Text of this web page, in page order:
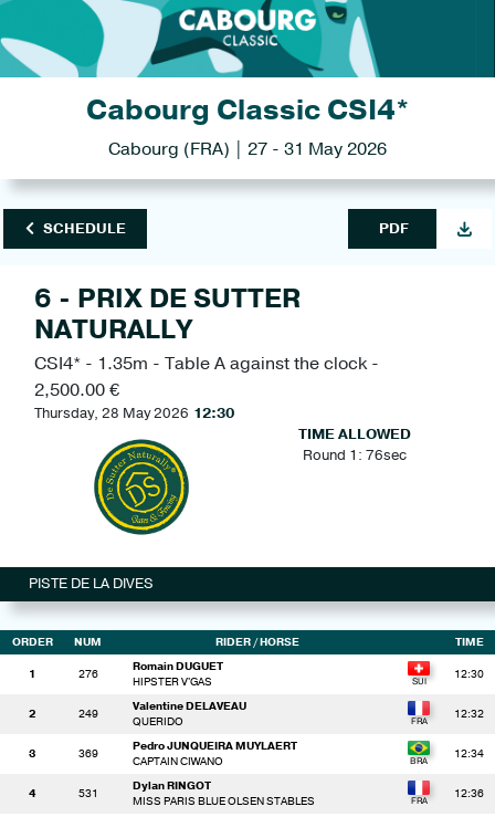
Cabourg Classic CSI4*
Cabourg (FRA) | 27 - 31 May 2026
SCHEDULE PDF
6 - PRIX DE SUTTER
NATURALLY
CSI4* - 1.35m - Table A against the clock -
2,500.00 €
Thursday, 28 May 2026 12:30
TIME ALLOWED
Round 1: 76sec
PISTE DE LA DIVES
ORDER NUM RIDER / HORSE TIME
1 276
Romain DUGUET
HIPSTER V'GAS
12:30
2 249
Valentine DELAVEAU
QUERIDO
12:32
3 369
Pedro JUNQUEIRA MUYLAERT
CAPTAIN CIWANO
12:34
4 531
Dylan RINGOT
MISS PARIS BLUE OLSEN STABLES
12:36